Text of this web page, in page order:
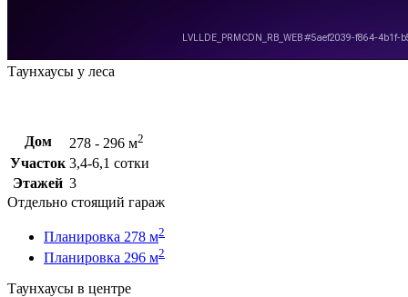
Таунхаусы у леса
Дом 278 - 296 м2
Участок 3,4-6,1 сотки
Этажей 3
Отдельно стоящий гараж
Планировка 278 м2
Планировка 296 м2
Таунхаусы в центре